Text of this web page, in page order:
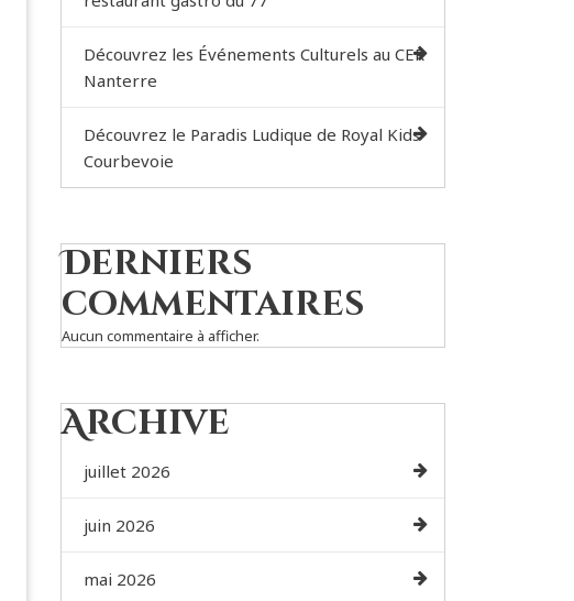
Découvrez les Événements Culturels au CER
Nanterre
Découvrez le Paradis Ludique de Royal Kids
Courbevoie
Derniers
commentaires
Aucun commentaire à afficher.
Archive
juillet 2026
juin 2026
mai 2026